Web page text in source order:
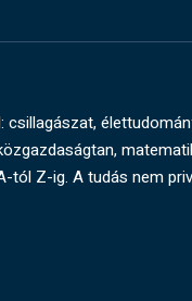
Z-ig. A tudás nem